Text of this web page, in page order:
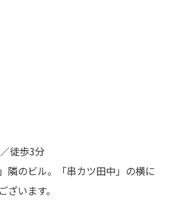
徒歩3分
隣のビル。「串カツ田中」の横に
います。